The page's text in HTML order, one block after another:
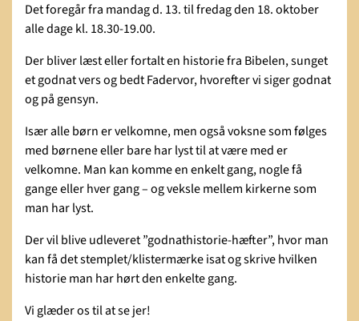
Det foregår fra mandag d. 13. til fredag den 18. oktober
alle dage kl. 18.30-19.00.
Der bliver læst eller fortalt en historie fra Bibelen, sunget
et godnat vers og bedt Fadervor, hvorefter vi siger godnat
og på gensyn.
Især alle børn er velkomne, men også voksne som følges
med børnene eller bare har lyst til at være med er
velkomne. Man kan komme en enkelt gang, nogle få
gange eller hver gang – og veksle mellem kirkerne som
man har lyst.
Der vil blive udleveret ”godnathistorie-hæfter”, hvor man
kan få det stemplet/klistermærke isat og skrive hvilken
historie man har hørt den enkelte gang.
Vi glæder os til at se jer!